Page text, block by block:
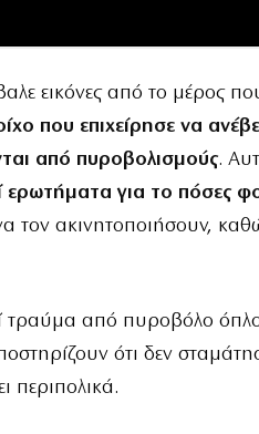
εικόνες από το μέρος
που επιχείρησε να
από πυροβολισμούς.
ερωτήματα για το πόσες
τον ακινητοποιήσουν,
τραύμα από πυροβόλο
ότι δεν
περιπολικά.